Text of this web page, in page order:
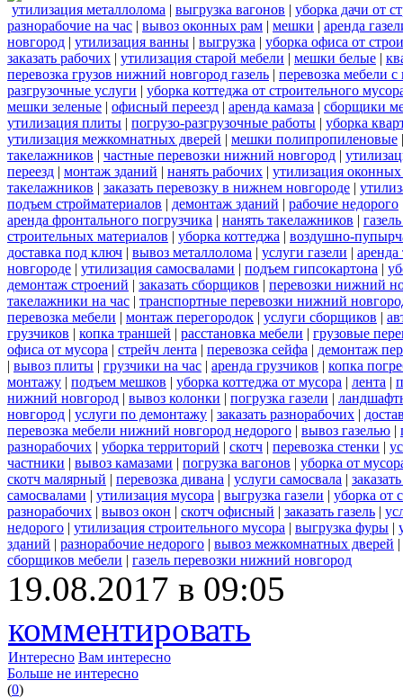
утилизация металлолома | выгрузка вагонов | уборка дачи от
разнорабочие на час | вывоз оконных рам | мешки | аренда
новгород | утилизация ванны | выгрузка | уборка офиса от
заказать рабочих | утилизация старой мебели | мешки белые |
перевозка грузов нижний новгород газель | перевозка мебели
разгрузочные услуги | уборка коттеджа от строительного
мешки зеленые | офисный переезд | аренда камаза | сборщики
утилизация плиты | погрузо-разгрузочные работы | уборка
утилизация межкомнатных дверей | мешки полипропиленовые
такелажников | частные перевозки нижний новгород |
переезд | монтаж зданий | нанять рабочих | утилизация
такелажников | заказать перевозку в нижнем новгороде |
подъем стройматериалов | демонтаж зданий | рабочие недорого
аренда фронтального погрузчика | нанять такелажников |
строительных материалов | уборка коттеджа | воздушно-
доставка под ключ | вывоз металлолома | услуги газели | аренда
новгороде | утилизация самосвалами | подъем гипсокартона |
демонтаж строений | заказать сборщиков | перевозки нижний
такелажники на час | транспортные перевозки нижний
перевозка мебели | монтаж перегородок | услуги сборщиков |
грузчиков | копка траншей | расстановка мебели | грузовые
офиса от мусора | стрейч лента | перевозка сейфа | демонтаж
| вывоз плиты | грузчики на час | аренда грузчиков | копка
монтажу | подъем мешков | уборка коттеджа от мусора | лента |
нижний новгород | вывоз колонки | погрузка газели |
новгород | услуги по демонтажу | заказать разнорабочих |
перевозка мебели нижний новгород недорого | вывоз газелью |
разнорабочих | уборка территорий | скотч | перевозка стенки |
частники | вывоз камазами | погрузка вагонов | уборка от
скотч малярный | перевозка дивана | услуги самосвала |
самосвалами | утилизация мусора | выгрузка газели | уборка от
разнорабочих | вывоз окон | скотч офисный | заказать газель |
недорого | утилизация строительного мусора | выгрузка фуры |
зданий | разнорабочие недорого | вывоз межкомнатных дверей |
сборщиков мебели | газель перевозки нижний новгород
19.08.2017 в 09:05
комментировать
Интересно Вам интересно
Больше не интересно
(0)